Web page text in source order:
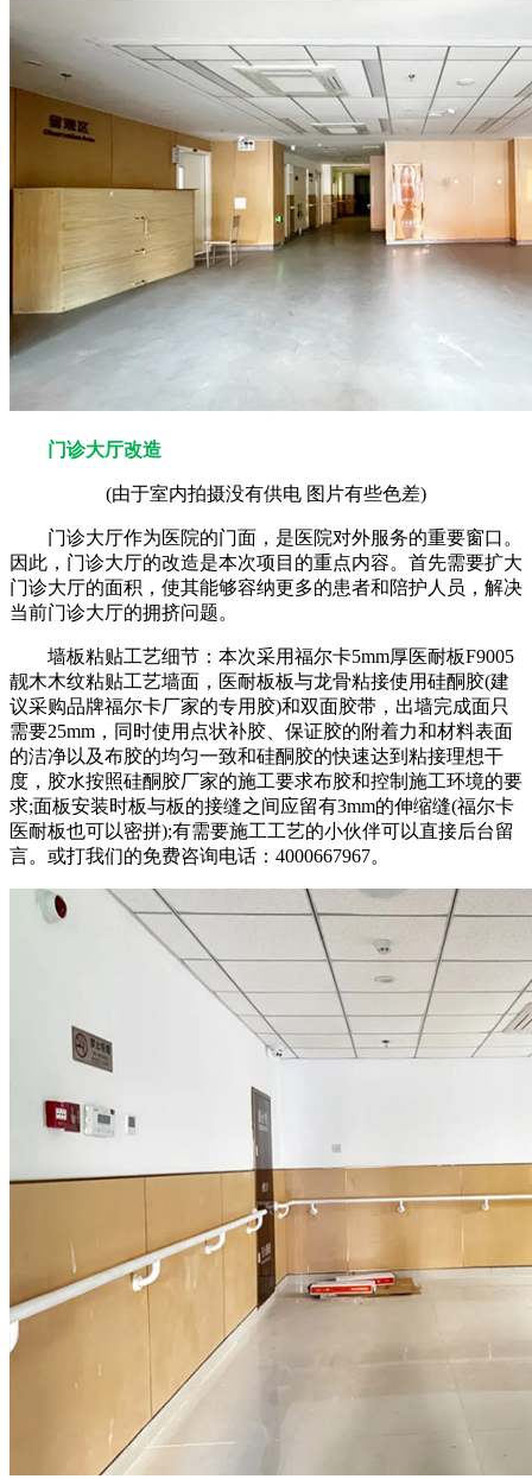
门诊大厅改造
(由于室内拍摄没有供电 图片有些色差)
门诊大厅作为医院的门面，是医院对外服务的重要窗口。
因此，门诊大厅的改造是本次项目的重点内容。首先需要扩大
门诊大厅的面积，使其能够容纳更多的患者和陪护人员，解决
当前门诊大厅的拥挤问题。
墙板粘贴工艺细节：本次采用福尔卡5mm厚医耐板F9005
靓木木纹粘贴工艺墙面，医耐板板与龙骨粘接使用硅酮胶(建
议采购品牌福尔卡厂家的专用胶)和双面胶带，出墙完成面只
需要25mm，同时使用点状补胶、保证胶的附着力和材料表面
的洁净以及布胶的均匀一致和硅酮胶的快速达到粘接理想干
度，胶水按照硅酮胶厂家的施工要求布胶和控制施工环境的要
求;面板安装时板与板的接缝之间应留有3mm的伸缩缝(福尔卡
医耐板也可以密拼);有需要施工工艺的小伙伴可以直接后台留
言。或打我们的免费咨询电话：4000667967。